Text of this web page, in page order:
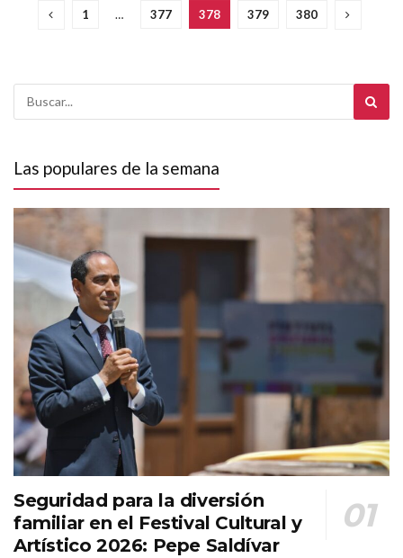
1 … 377 378 379 380
Las populares de la semana
Seguridad para la diversión
familiar en el Festival Cultural y
Artístico 2026: Pepe Saldívar